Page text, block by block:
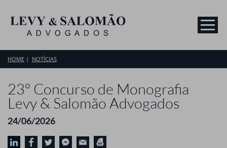
HOME NOTÍCIAS
23º Concurso de Monografia
Levy & Salomão Advogados
24/06/2026